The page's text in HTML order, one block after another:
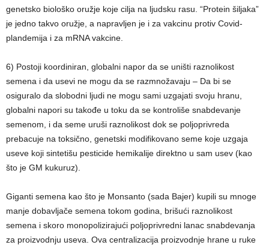
genetsko biološko oružje koje cilja na ljudsku rasu. “Protein šiljaka”
je jedno takvo oružje, a napravljen je i za vakcinu protiv Covid-
plandemija i za mRNA vakcine.
6) Postoji koordiniran, globalni napor da se uništi raznolikost
semena i da usevi ne mogu da se razmnožavaju – Da bi se
osiguralo da slobodni ljudi ne mogu sami uzgajati svoju hranu,
globalni napori su takođe u toku da se kontroliše snabdevanje
semenom, i da seme uruši raznolikost dok se poljoprivreda
prebacuje na toksično, genetski modifikovano seme koje uzgaja
useve koji sintetišu pesticide hemikalije direktno u sam usev (kao
što je GM kukuruz).
Giganti semena kao što je Monsanto (sada Bajer) kupili su mnoge
manje dobavljače semena tokom godina, brišući raznolikost
semena i skoro monopolizirajući poljoprivredni lanac snabdevanja
za proizvodnju useva. Ova centralizacija proizvodnje hrane u ruke